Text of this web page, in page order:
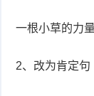
一根小草的力
2、改为肯定句